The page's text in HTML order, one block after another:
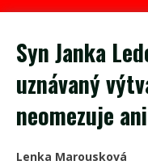
Syn Janka
uznávaný
neomezuje
Lenka Marousková